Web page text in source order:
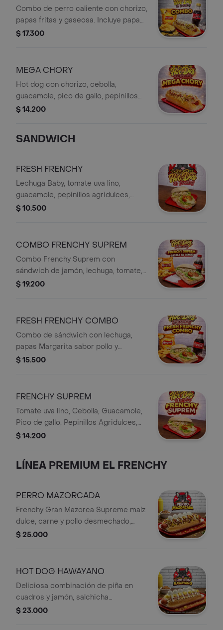
Combo de perro caliente con chorizo,
papas fritas y gaseosa. Incluye papas
Margarita sabor pollo.
$ 17.300
MEGA CHORY
Hot dog con chorizo, cebolla,
guacamole, pico de gallo, pepinillos
agridulces, jalapeños, queso doble
$ 14.200
SANDWICH
FRESH FRENCHY
Lechuga Baby, tomate uva lino,
guacamole, pepinillos agridulces,
Jalapeños, cebolla, Papas cabellos de
$ 10.500
COMBO FRENCHY SUPREM
Combo Frenchy Suprem con
sándwich de jamón, lechuga, tomate,
queso y papas Margarita sabor pollo,
$ 19.200
FRESH FRENCHY COMBO
Combo de sándwich con lechuga,
papas Margarita sabor pollo y
gaseosa Coca-Cola.
$ 15.500
FRENCHY SUPREM
Tomate uva lino, Cebolla, Guacamole,
Pico de gallo, Pepinillos Agridulces,
Jalapeños, Queso doble crema,
codorniz, papas cabellos de Ángel;
Pan artesanal
$ 14.200
LÍNEA PREMIUM EL FRENCHY
PERRO MAZORCADA
Frenchy Gran Mazorca Supreme maíz
dulce, carne y pollo desmechado,
salchicha americana, huevos de
de ángel en pan fresco y calientico.
$ 25.000
HOT DOG HAWAYANO
Deliciosa combinación de piña en
cuadros y jamón, salchicha
americana, huevos de codorniz y
$ 23.000